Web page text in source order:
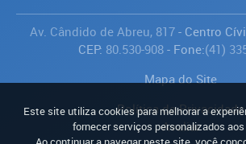
Av. Cândido de Abreu, 817- Centro
CEP: 80.530-908- Fone:(41)
Mapa do Site
Política de Privacidade
Avaliar
Este site utiliza cookies para melhorar a
fornecer serviços personalizados